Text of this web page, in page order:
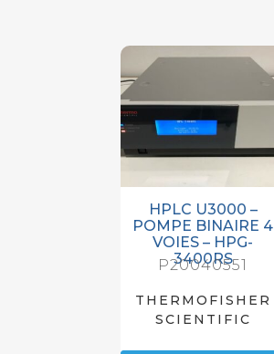
HPLC U3000 –
POMPE BINAIRE 4
VOIES – HPG-
3400RS
P20040551
THERMOFISHER
SCIENTIFIC